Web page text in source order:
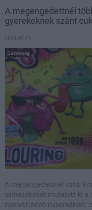
A megengedettnél
gyerekeknek szánt
2019.05.13
Gazdaság
A megengedettnél több
színezékeket mutatott ki a
nyelvszínező cukorkában;